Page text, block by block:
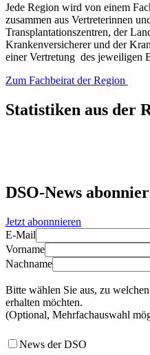
Jede Region wird von einem
zusammen aus Vertreterinnen
Transplantationszentren, der
Krankenversicherer und der
einer Vertretung des jeweiligen
Zum Fachbeirat der Region
Statistiken aus der
DSO-News
Jetzt abonnnieren
E-Mail
Vorname
Nachname
Bitte wählen Sie aus, zu
erhalten möchten.
(Optional, Mehrfachauswahl
News der DSO